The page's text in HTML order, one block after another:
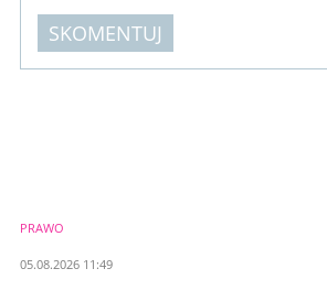
SKOMENTUJ
PRAWO
05.08.2026 11:49